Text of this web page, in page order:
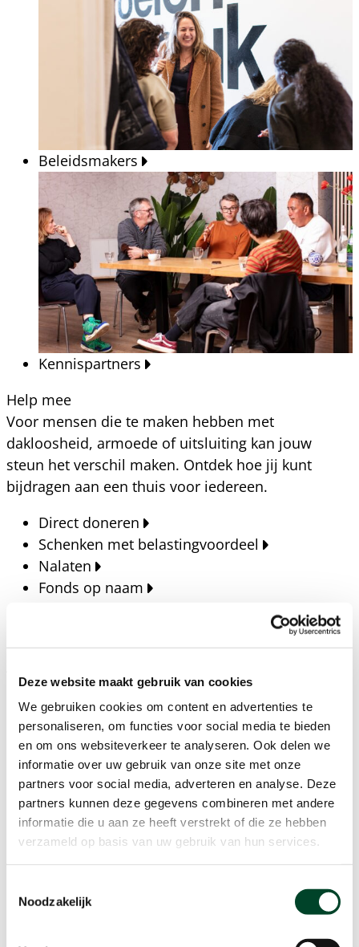
Deze website maakt gebruik van cookies
We gebruiken cookies om content en advertenties te
personaliseren, om functies voor social media te bieden
en om ons websiteverkeer te analyseren. Ook delen we
informatie over uw gebruik van onze site met onze
partners voor social media, adverteren en analyse. Deze
partners kunnen deze gegevens combineren met andere
informatie die u aan ze heeft verstrekt of die ze hebben
verzameld op basis van uw gebruik van hun services.
Noodzakelijk
Beleidsmakers
Kennispartners
Help mee
Voor mensen die te maken hebben met
dakloosheid, armoede of uitsluiting kan jouw
steun het verschil maken. Ontdek hoe jij kunt
bijdragen aan een thuis voor iedereen.
Direct doneren
Schenken met belastingvoordeel
Nalaten
Fonds op naam
Blijf op de hoogte van het laatste nieuws, verhalen,
publicaties en ontwikkelingen rondom Kansfonds
en onze missie.
Nieuwsberichten
Nieuws
Verhalen
Beeldbanken
Foto's bestaanszekerheid
Agenda